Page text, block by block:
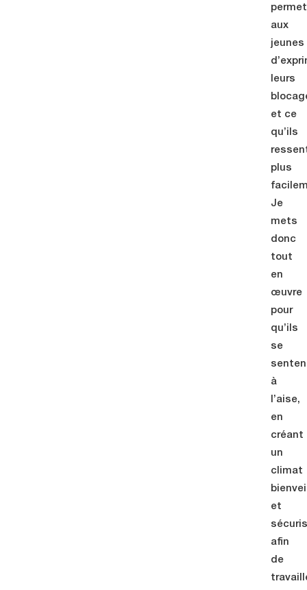
permet
aux
jeunes
leurs
et ce
qu’ils
plus
Je
mets
donc
tout
en
œuvre
pour
qu’ils
se
à
l’aise,
en
créant
un
climat
et
afin
de